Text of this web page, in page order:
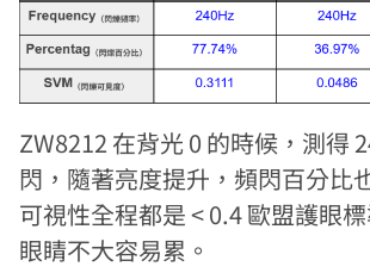
ZW8212 在背光 0 的時候，測得
閃，隨著亮度提升，頻閃百分比
可視性全程都是 < 0.4 歐盟護眼
眼睛不大容易累。